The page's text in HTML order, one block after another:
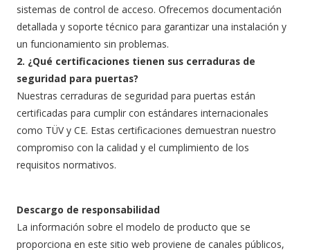
sistemas de control de acceso. Ofrecemos documentación
detallada y soporte técnico para garantizar una instalación y
un funcionamiento sin problemas.
2. ¿Qué certificaciones tienen sus cerraduras de
seguridad para puertas?
Nuestras cerraduras de seguridad para puertas están
certificadas para cumplir con estándares internacionales
como TÜV y CE. Estas certificaciones demuestran nuestro
compromiso con la calidad y el cumplimiento de los
requisitos normativos.
Descargo de responsabilidad
La información sobre el modelo de producto que se
proporciona en este sitio web proviene de canales públicos,